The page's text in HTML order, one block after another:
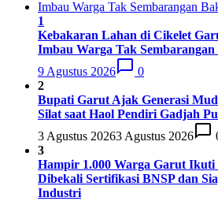
1
Kebakaran Lahan di Cikelet
Imbau Warga Tak
9 Agustus 2026
0
2
Bupati Garut Ajak Generasi
Silat saat Haol Pendiri Gadjah
3 Agustus 20263 Agustus 2026
3
Hampir 1.000 Warga Garut
Dibekali Sertifikasi BNSP dan
Industri